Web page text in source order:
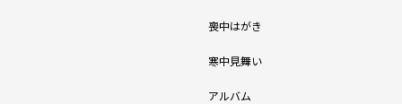
喪中はがき
寒中見舞い
アルバム